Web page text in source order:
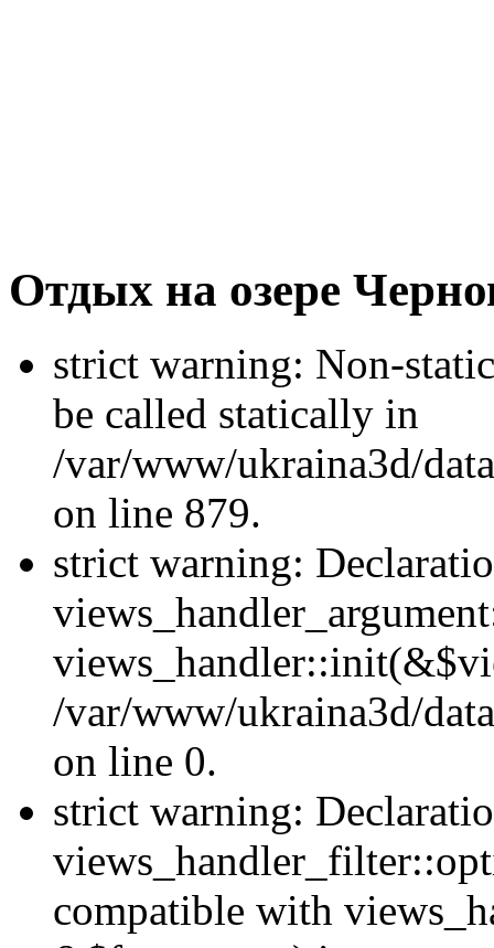
Отдых на озере
strict warning: Non-
be called statically in
/var/www/ukraina3d/
on line 879.
strict warning:
/var/www/ukraina3d/
on line 0.
strict warning:
compatible with